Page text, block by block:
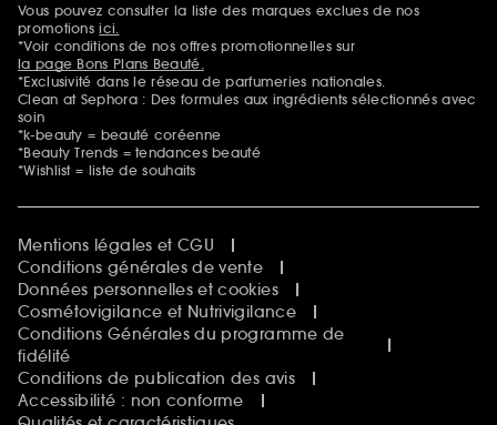
Mentions additionnelles
Vous pouvez consulter la liste des marques exclues de nos
promotionsici.
*Voir conditions de nos offres promotionnelles sur
la page Bons Plans Beauté.
*Exclusivité dans le réseau de parfumeries nationales.
Clean at Sephora : Des formules aux ingrédients sélectionnés avec
soin
*k-beauty = beauté coréenne
*Beauty Trends = tendances beauté
*Wishlist = liste de souhaits
Mentions légales et CGU
Conditions générales de vente
Données personnelles et cookies
Cosmétovigilance et Nutrivigilance
Conditions Générales du programme de
fidélité
Conditions de publication des avis
Accessibilité : non conforme